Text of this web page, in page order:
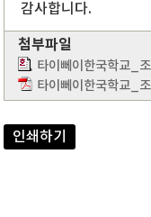
감사합니다.
첨부파일
타이뻬이한국학교_
타이뻬이한국학교_
인쇄하기